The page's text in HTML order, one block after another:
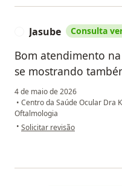
Jasube Consulta
Bom atendimento
se mostrando
4 de maio de 2026
• Centro da Saúde Ocular Dra
Oftalmologia
• na opinião do utilizador Jasube
Solicitar revisão